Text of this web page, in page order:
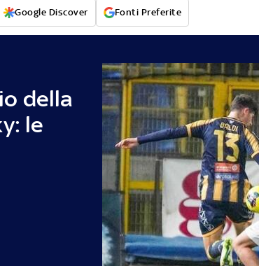
Google Discover Fonti Preferite
della
le